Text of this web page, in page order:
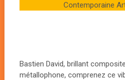
Contemporaine
Bastien David, brillant
métallophone, comprenez ce